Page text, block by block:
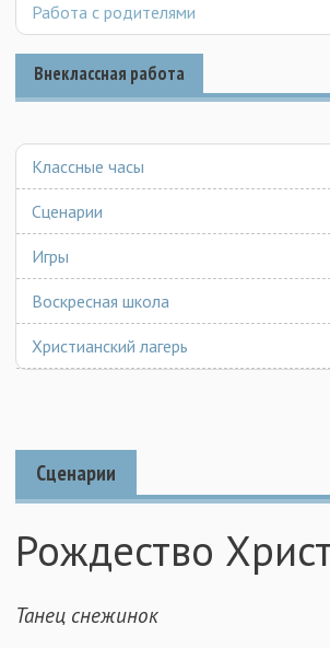
Работа с родителями
Внеклассная работа
Классные часы
Сценарии
Игры
Воскресная школа
Христианский лагерь
Сценарии
Рождество
Танец снежинок